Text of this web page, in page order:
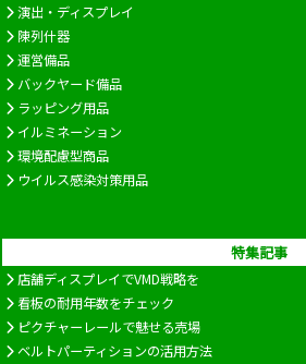
演出・ディスプレイ
陳列什器
運営備品
バックヤード備品
ラッピング用品
イルミネーション
環境配慮型商品
ウイルス感染対策用品
特集記事
店舗ディスプレイでVMD戦略を
看板の耐用年数をチェック
ピクチャーレールで魅せる売場
ベルトパーティションの活用方法